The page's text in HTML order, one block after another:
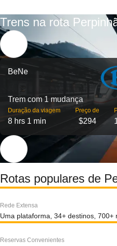
Trens na rota
BeNe
Trem com 1 mudança
Duração da viagem
8 hrs 1 min
Preço de
$294
Rotas populares de
Rede Extensa
Uma plataforma, 34+ destinos, 700+
Reservas Convenientes